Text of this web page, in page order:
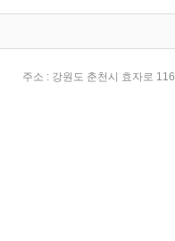
주소 : 강원도 춘천시 효자로 116